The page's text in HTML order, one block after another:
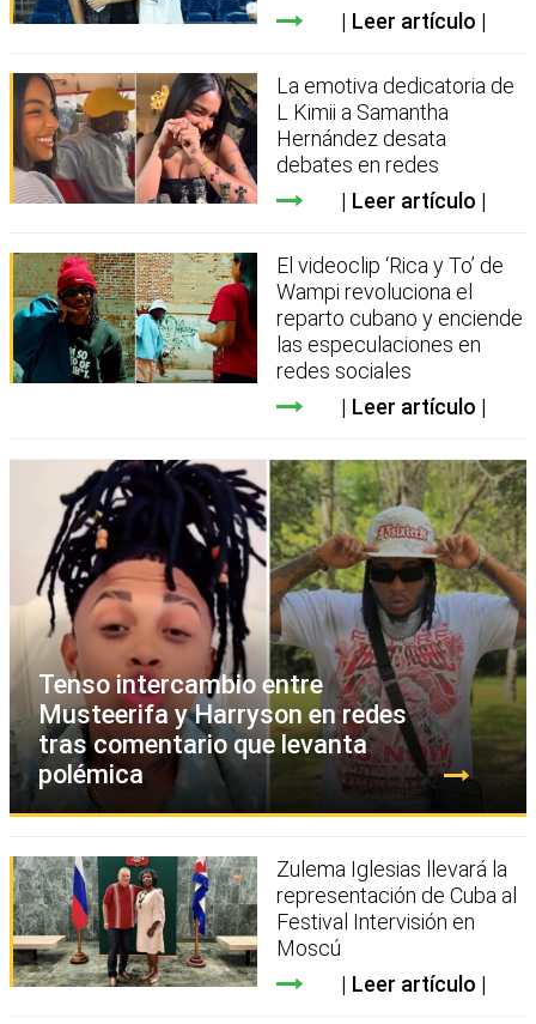
Leer artículo
La emotiva dedicatoria de
L Kimii a Samantha
Hernández desata
debates en redes
Leer artículo
El videoclip ‘Rica y To’ de
Wampi revoluciona el
reparto cubano y enciende
las especulaciones en
redes sociales
Leer artículo
Tenso intercambio entre
Musteerifa y Harryson en redes
tras comentario que levanta
polémica
Zulema Iglesias llevará la
representación de Cuba al
Festival Intervisión en
Moscú
Leer artículo